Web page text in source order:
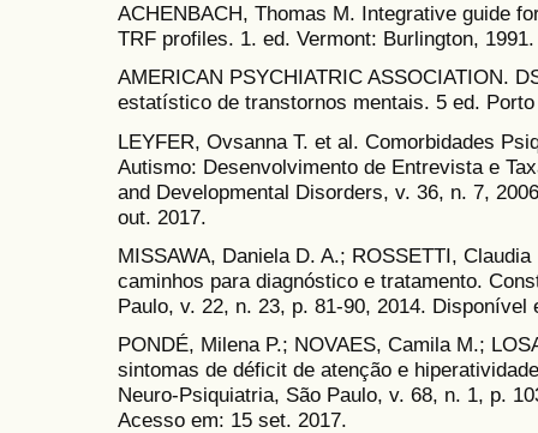
ACHENBACH, Thomas M. Integrative guide
TRF profiles. 1. ed. Vermont: Burlington, 1991.
AMERICAN PSYCHIATRIC ASSOCIATION.
estatístico de transtornos mentais. 5 ed.
LEYFER, Ovsanna T. et al. Comorbidades
Autismo: Desenvolvimento de Entrevista e
and Developmental Disorders, v. 36, n. 7,
out. 2017.
MISSAWA, Daniela D. A.; ROSSETTI,
caminhos para diagnóstico e tratamento.
Paulo, v. 22, n. 23, p. 81-90, 2014.
PONDÉ, Milena P.; NOVAES, Camila M.;
sintomas de déficit de atenção e
Neuro-Psiquiatria, São Paulo, v. 68, n. 1, p.
Acesso em: 15 set. 2017.